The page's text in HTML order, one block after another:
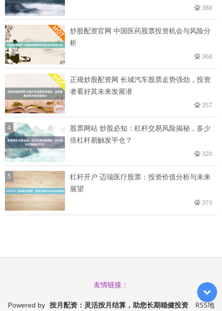
388
炒股配资官网 中国医药股票投资机会与风险分
析
368
正规炒股配资网 长城汽车股票走势强劲，投资
者看好其未来发展潜
357
4
股票网站 炒股必知：杠杆交易风险揭秘，多少
倍杠杆易触发平仓？
320
5
杠杆开户 迈瑞医疗股票：投资价值分析与未来
展望
319
友情链接：
Powered by 按月配资：灵活按月结算，助您长期稳健投资 RSS地